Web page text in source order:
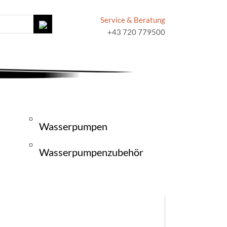
Service & Beratung
+43 720 779500
Wasserpumpen
Wasserpumpenzubehör